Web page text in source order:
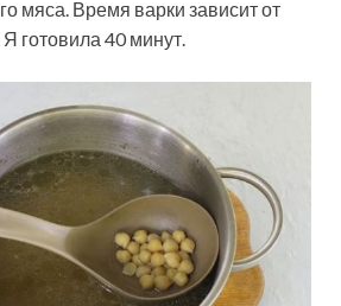
мяса. Время варки зависит от
готовила 40 минут.